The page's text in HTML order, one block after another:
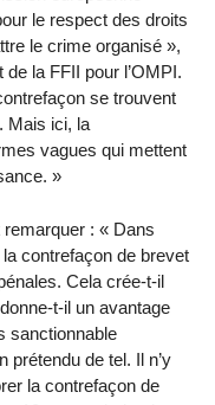
le respect des droits
le crime organisé »,
la FFII pour l’OMPI.
se trouvent
Mais ici, la
vagues qui mettent
»
: « Dans
contrefaçon de brevet
Cela crée-t-il
t-il un avantage
sanctionnable
prétendu de tel. Il n’y
la contrefaçon de